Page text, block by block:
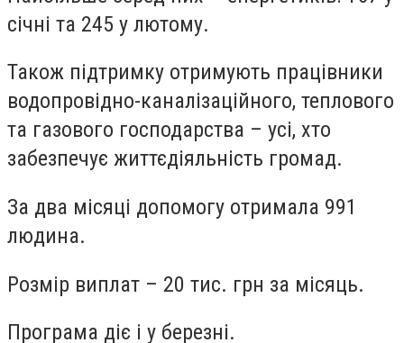
січні та 245 у лютому.
Також підтримку отримують працівники
водопровідно-каналізаційного, теплового
та газового господарства – усі, хто
забезпечує життєдіяльність громад.
За два місяці допомогу отримала 991
людина.
Розмір виплат – 20 тис. грн за місяць.
Програма діє і у березні.